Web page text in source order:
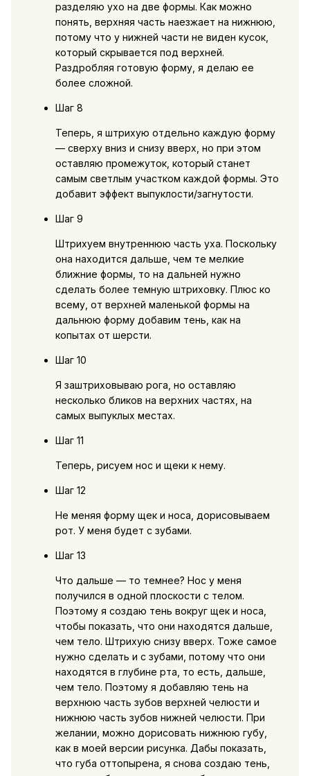
разделяю ухо на две формы. Как можно
понять, верхняя часть наезжает на нижнюю,
потому что у нижней части не виден кусок,
который скрывается под верхней.
Раздробляя готовую форму, я делаю ее
более сложной.
Шаг 8
Теперь, я штрихую отдельно каждую форму
— сверху вниз и снизу вверх, но при этом
оставляю промежуток, который станет
самым светлым участком каждой формы. Это
добавит эффект выпуклости/загнутости.
Шаг 9
Штрихуем внутреннюю часть уха. Поскольку
она находится дальше, чем те мелкие
ближние формы, то на дальней нужно
сделать более темную штриховку. Плюс ко
всему, от верхней маленькой формы на
дальнюю форму добавим тень, как на
копытах от шерсти.
Шаг 10
Я заштриховываю рога, но оставляю
несколько бликов на верхних частях, на
самых выпуклых местах.
Шаг 11
Теперь, рисуем нос и щеки к нему.
Шаг 12
Не меняя форму щек и носа, дорисовываем
рот. У меня будет с зубами.
Шаг 13
Что дальше — то темнее? Нос у меня
получился в одной плоскости с телом.
Поэтому я создаю тень вокруг щек и носа,
чтобы показать, что они находятся дальше,
чем тело. Штрихую снизу вверх. Тоже самое
нужно сделать и с зубами, потому что они
находятся в глубине рта, то есть, дальше,
чем тело. Поэтому я добавляю тень на
верхнюю часть зубов верхней челюсти и
нижнюю часть зубов нижней челюсти. При
желании, можно дорисовать нижнюю губу,
как в моей версии рисунка. Дабы показать,
что губа оттопырена, я снова создаю тень,